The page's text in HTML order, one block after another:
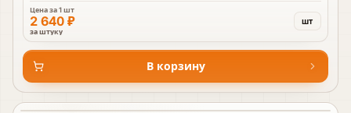
Цена за1 шт
2 640 ₽
за штуку
шт
В корзину